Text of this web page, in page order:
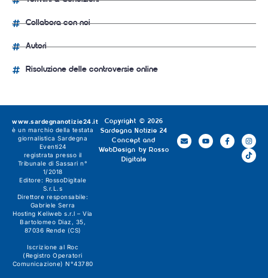
Collabora con noi
Autori
Risoluzione delle controversie online
Copyright © 2026
Sardegna Notizie 24
Concept and
WebDesign by Rosso
Digitale
www.sardegnanotizie24.it
è un marchio della testata
giornalistica Sardegna
Eventi24
registrata presso il
Tribunale di Sassari n°
1/2018
Editore: RossoDigitale
S.r.L.s
Direttore responsabile:
Gabriele Serra
Hosting Keliweb s.r.l – Via
Bartolomeo Diaz, 35,
87036 Rende (CS)
Iscrizione al Roc
(Registro Operatori
Comunicazione) N°43780